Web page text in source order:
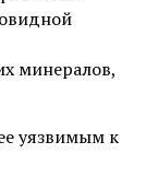
минералов,
уязвимым к